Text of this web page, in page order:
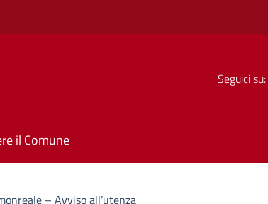
Seguici su:
il Comune
– Avviso all’utenza